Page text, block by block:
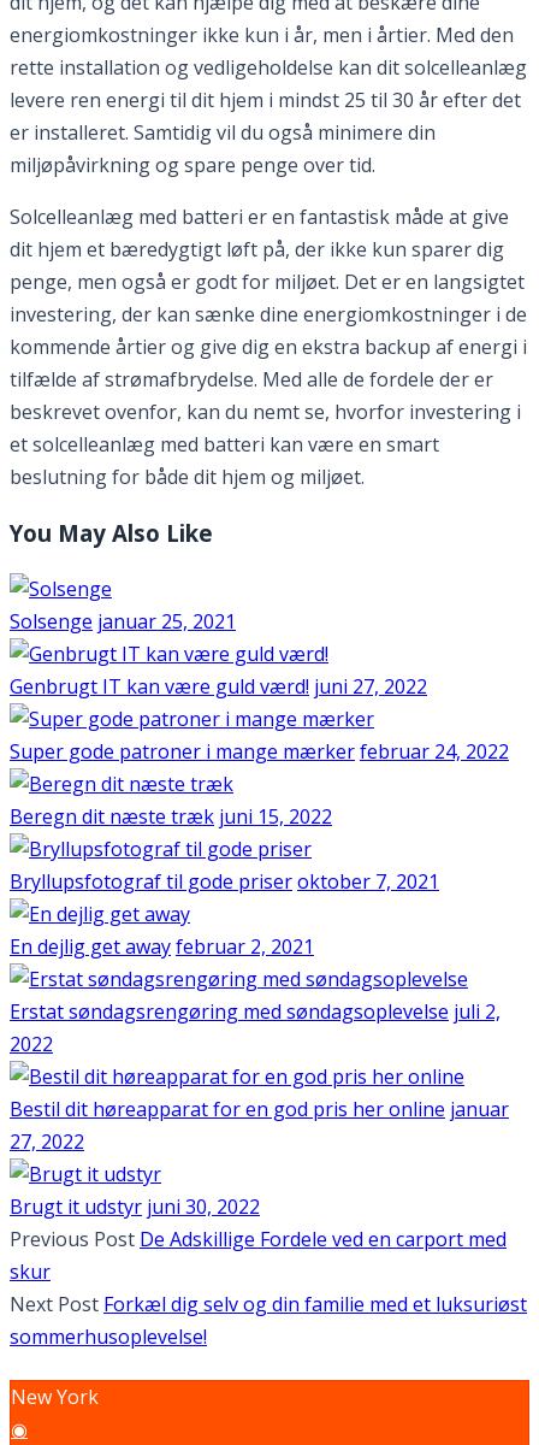
energiomkostninger ikke kun i år, men i årtier. Med den
rette installation og vedligeholdelse kan dit solcelleanlæg
levere ren energi til dit hjem i mindst 25 til 30 år efter det
er installeret. Samtidig vil du også minimere din
miljøpåvirkning og spare penge over tid.
Solcelleanlæg med batteri er en fantastisk måde at give
dit hjem et bæredygtigt løft på, der ikke kun sparer dig
penge, men også er godt for miljøet. Det er en langsigtet
investering, der kan sænke dine energiomkostninger i de
kommende årtier og give dig en ekstra backup af energi i
tilfælde af strømafbrydelse. Med alle de fordele der er
beskrevet ovenfor, kan du nemt se, hvorfor investering i
et solcelleanlæg med batteri kan være en smart
beslutning for både dit hjem og miljøet.
You May Also Like
Solsenge januar 25, 2021
Genbrugt IT kan være guld værd! juni 27, 2022
Super gode patroner i mange mærkerfebruar 24, 2022
Beregn dit næste træk juni 15, 2022
Bryllupsfotograf til gode priseroktober 7, 2021
En dejlig get awayfebruar 2, 2021
Erstat søndagsrengøring med søndagsoplevelse juli 2,
2022
Bestil dit høreapparat for en god pris her online januar
27, 2022
Brugt it udstyr juni 30, 2022
Previous Post De Adskillige Fordele ved en carport med
skur
Next Post Forkæl dig selv og din familie med et luksuriøst
sommerhusoplevelse!
New York
◉